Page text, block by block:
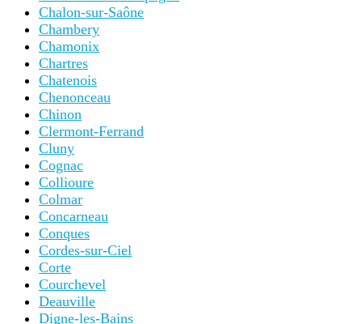
Chalon-sur-Saône
Chambery
Chamonix
Chartres
Chatenois
Chenonceau
Chinon
Clermont-Ferrand
Cluny
Cognac
Collioure
Colmar
Concarneau
Conques
Cordes-sur-Ciel
Corte
Courchevel
Deauville
Digne-les-Bains